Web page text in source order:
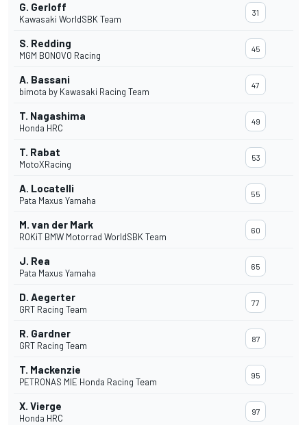
G. Gerloff
Kawasaki WorldSBK Team
31
S. Redding
MGM BONOVO Racing
45
A. Bassani
bimota by Kawasaki Racing Team
47
T. Nagashima
Honda HRC
49
T. Rabat
MotoXRacing
53
A. Locatelli
Pata Maxus Yamaha
55
M. van der Mark
ROKiT BMW Motorrad WorldSBK Team
60
J. Rea
Pata Maxus Yamaha
65
D. Aegerter
GRT Racing Team
77
R. Gardner
GRT Racing Team
87
T. Mackenzie
PETRONAS MIE Honda Racing Team
95
X. Vierge
Honda HRC
97